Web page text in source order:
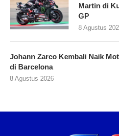
Martin di
GP
8 Agustus
Johann Zarco Kembali Naik
di Barcelona
8 Agustus 2026